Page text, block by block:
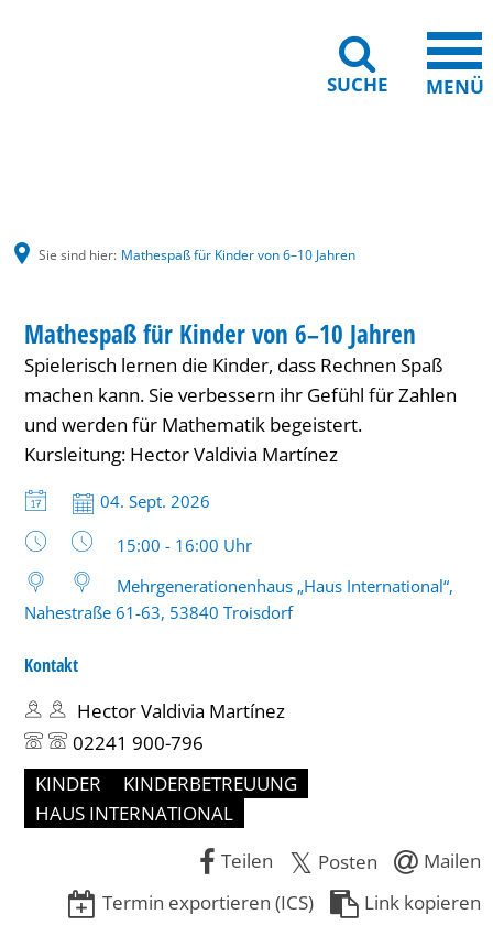
SUCHE MENÜ
Sie sind hier: Mathespaß für Kinder von 6–10 Jahren
für
Kinder
von
Jahren
KATEGORIE: KINDER
Mathespaß für Kinder von 6–10 Jahren
Spielerisch lernen die Kinder, dass Rechnen Spaß
machen kann. Sie verbessern ihr Gefühl für Zahlen
und werden für Mathematik begeistert.
Kursleitung: Hector Valdivia Martínez
Datum:
04. Sept. 2026
Uhrzeit:
15:00 - 16:00 Uhr
Mehrgenerationenhaus „Haus International“,
Nahestraße 61-63, 53840 Troisdorf
Kontakt
Hector Valdivia Martínez
02241 900-796
KINDER
KINDERBETREUUNG
HAUS INTERNATIONAL
Teilen
Posten
Mailen
Termin exportieren (ICS)
Link kopieren